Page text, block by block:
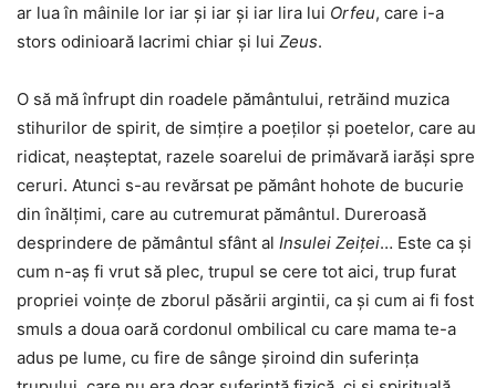
ar lua în mâinile lor iar și iar și iar lira lui Orfeu, care i-a
stors odinioară lacrimi chiar și lui Zeus.
O să mă înfrupt din roadele pământului, retrăind muzica
stihurilor de spirit, de simțire a poeților și poetelor, care au
ridicat, neașteptat, razele soarelui de primăvară iarăși spre
ceruri. Atunci s-au revărsat pe pământ hohote de bucurie
din înălțimi, care au cutremurat pământul. Dureroasă
desprindere de pământul sfânt al Insulei Zeiței… Este ca și
cum n-aș fi vrut să plec, trupul se cere tot aici, trup furat
propriei voințe de zborul păsării argintii, ca și cum ai fi fost
smuls a doua oară cordonul ombilical cu care mama te-a
adus pe lume, cu fire de sânge șiroind din suferința